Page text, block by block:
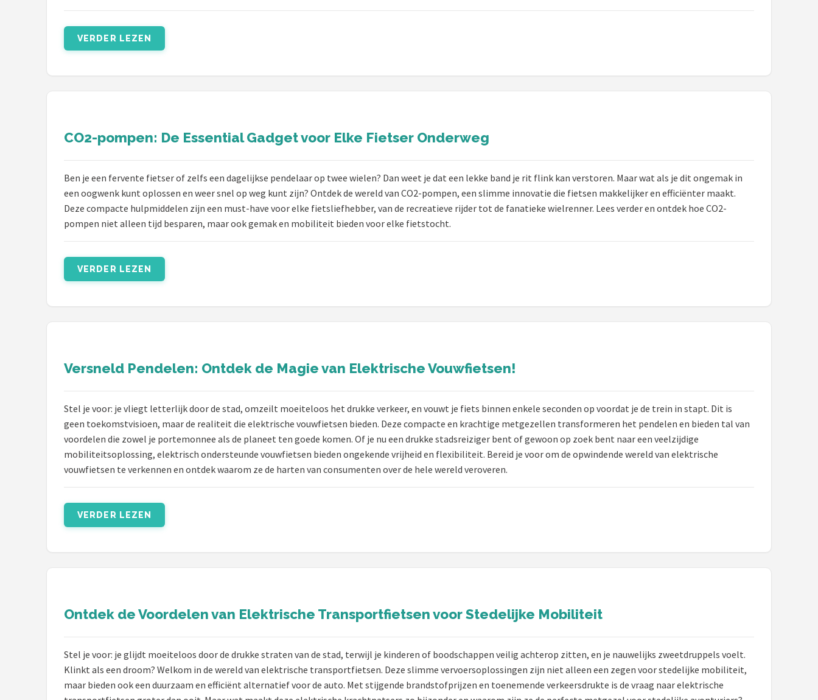
VERDER LEZEN
CO2-pompen: De Essential Gadget voor Elke Fietser Onderweg
Ben je een fervente fietser of zelfs een dagelijkse pendelaar op twee wielen? Dan weet je dat een lekke band je rit flink kan verstoren. Maar wat als je dit ongemak in
een oogwenk kunt oplossen en weer snel op weg kunt zijn? Ontdek de wereld van CO2-pompen, een slimme innovatie die fietsen makkelijker en efficiënter maakt.
Deze compacte hulpmiddelen zijn een must-have voor elke fietsliefhebber, van de recreatieve rijder tot de fanatieke wielrenner. Lees verder en ontdek hoe CO2-
pompen niet alleen tijd besparen, maar ook gemak en mobiliteit bieden voor elke fietstocht.
VERDER LEZEN
Versneld Pendelen: Ontdek de Magie van Elektrische Vouwfietsen!
Stel je voor: je vliegt letterlijk door de stad, omzeilt moeiteloos het drukke verkeer, en vouwt je fiets binnen enkele seconden op voordat je de trein in stapt. Dit is
geen toekomstvisioen, maar de realiteit die elektrische vouwfietsen bieden. Deze compacte en krachtige metgezellen transformeren het pendelen en bieden tal van
voordelen die zowel je portemonnee als de planeet ten goede komen. Of je nu een drukke stadsreiziger bent of gewoon op zoek bent naar een veelzijdige
mobiliteitsoplossing, elektrisch ondersteunde vouwfietsen bieden ongekende vrijheid en flexibiliteit. Bereid je voor om de opwindende wereld van elektrische
vouwfietsen te verkennen en ontdek waarom ze de harten van consumenten over de hele wereld veroveren.
VERDER LEZEN
Ontdek de Voordelen van Elektrische Transportfietsen voor Stedelijke Mobiliteit
Stel je voor: je glijdt moeiteloos door de drukke straten van de stad, terwijl je kinderen of boodschappen veilig achterop zitten, en je nauwelijks zweetdruppels voelt.
Klinkt als een droom? Welkom in de wereld van elektrische transportfietsen. Deze slimme vervoersoplossingen zijn niet alleen een zegen voor stedelijke mobiliteit,
maar bieden ook een duurzaam en efficiënt alternatief voor de auto. Met stijgende brandstofprijzen en toenemende verkeersdrukte is de vraag naar elektrische